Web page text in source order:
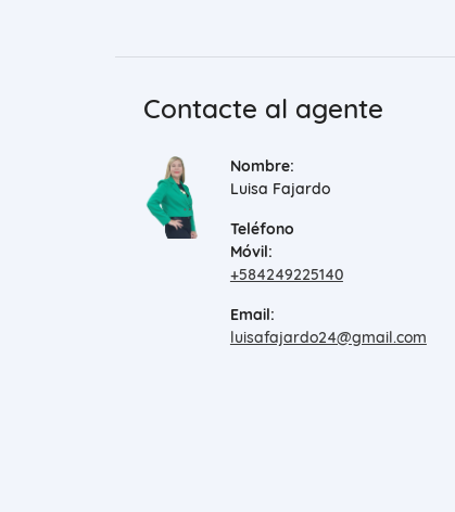
Contacte al agente
Nombre:
Luisa Fajardo
Teléfono
Móvil:
+584249225140
Email:
luisafajardo24@gmail.com